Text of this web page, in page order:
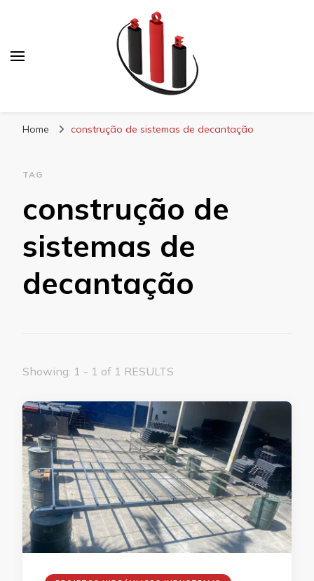
Home construção de sistemas de decantação
TAG
construção de
sistemas de
decantação
Showing: 1 - 1 of 1 RESULTS